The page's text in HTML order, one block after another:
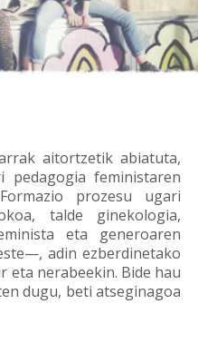
aitortzetik abiatuta,
feministaren
prozesu ugari
talde ginekologia,
eta generoaren
adin ezberdinetako
eta nerabeekin. Bide hau
dugu, beti atseginagoa